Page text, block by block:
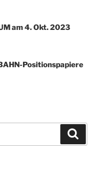
am 4. Okt. 2023
Positionspapiere